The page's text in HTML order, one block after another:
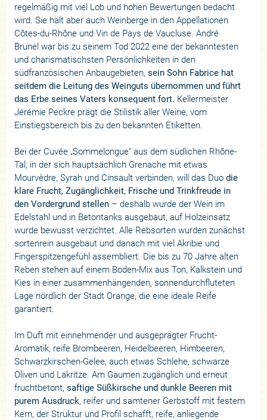
regelmäßig mit viel Lob und hohen Bewertungen bedacht
wird. Sie hält aber auch Weinberge in den Appellationen
Côtes-du-Rhône und Vin de Pays de Vaucluse. André
Brunel war bis zu seinem Tod 2022 eine der bekanntesten
und charismatischsten Persönlichkeiten in den
südfranzösischen Anbaugebieten,sein Sohn Fabrice hat
seitdem die Leitung des Weinguts übernommen und führt
das Erbe seines Vaters konsequent fort. Kellermeister
Jérémie Peckre prägt die Stilistik aller Weine, vom
Einstiegsbereich bis zu den bekannten Etiketten.
Bei der Cuvée „Sommelongue“ aus dem südlichen Rhône-
Tal, in der sich hauptsächlich Grenache mit etwas
Mourvèdre, Syrah und Cinsault verbinden, will das Duodie
klare Frucht, Zugänglichkeit, Frische und Trinkfreude in
den Vordergrund stellen – deshalb wurde der Wein im
Edelstahl und in Betontanks ausgebaut, auf Holzeinsatz
wurde bewusst verzichtet. Alle Rebsorten wurden zunächst
sortenrein ausgebaut und danach mit viel Akribie und
Fingerspitzengefühl assembliert. Die bis zu 70 Jahre alten
Reben stehen auf einem Boden-Mix aus Ton, Kalkstein und
Kies in einer zusammenhängenden, sonnendurchfluteten
Lage nördlich der Stadt Orange, die eine ideale Reife
garantiert.
Im Duft mit einnehmender und ausgeprägter Frucht-
Aromatik, reife Brombeeren, Heidelbeeren, Himbeeren,
Schwarzkirschen-Gelee, auch etwas Schlehe, schwarze
Oliven und Lakritze. Am Gaumen zugänglich und erneut
fruchtbetont,saftige Süßkirsche und dunkle Beeren mit
purem Ausdruck, reifer und samtener Gerbstoff mit festem
Kern, der Struktur und Profil schafft, reife, anliegende